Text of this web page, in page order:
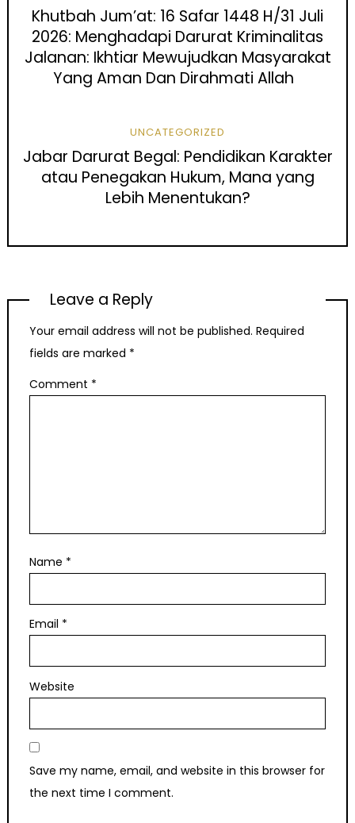
Khutbah Jum’at: 16 Safar 1448 H/31 Juli
2026: Menghadapi Darurat Kriminalitas
Jalanan: Ikhtiar Mewujudkan Masyarakat
Yang Aman Dan Dirahmati Allah
UNCATEGORIZED
Jabar Darurat Begal: Pendidikan Karakter
atau Penegakan Hukum, Mana yang
Lebih Menentukan?
Leave a Reply
Your email address will not be published. Required
fields are marked *
Comment *
Name *
Email *
Website
Save my name, email, and website in this browser for
the next time I comment.